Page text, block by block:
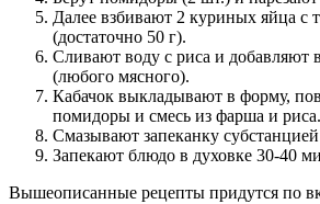
Далее взбивают 2 куриных яйца с
(достаточно 50 г).
Сливают воду с риса и добавляют
(любого мясного).
Кабачок выкладывают в форму,
помидоры и смесь из фарша и риса.
Смазывают запеканку
Запекают блюдо в духовке 30-40
Вышеописанные рецепты придутся по